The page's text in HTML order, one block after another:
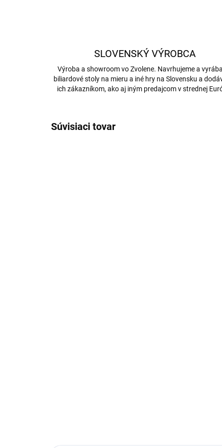
SLOVENSKÝ VÝROBCA
Výroba a showroom vo Zvolene. Navrhujeme a
biliardové stoly na mieru a iné hry na Slovensku a
ich zákazníkom, ako aj iným predajcom v strednej
Súvisiaci tovar